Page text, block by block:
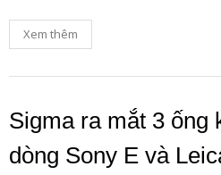
Xem thêm
Sigma ra mắt 3 ống
dòng Sony E và